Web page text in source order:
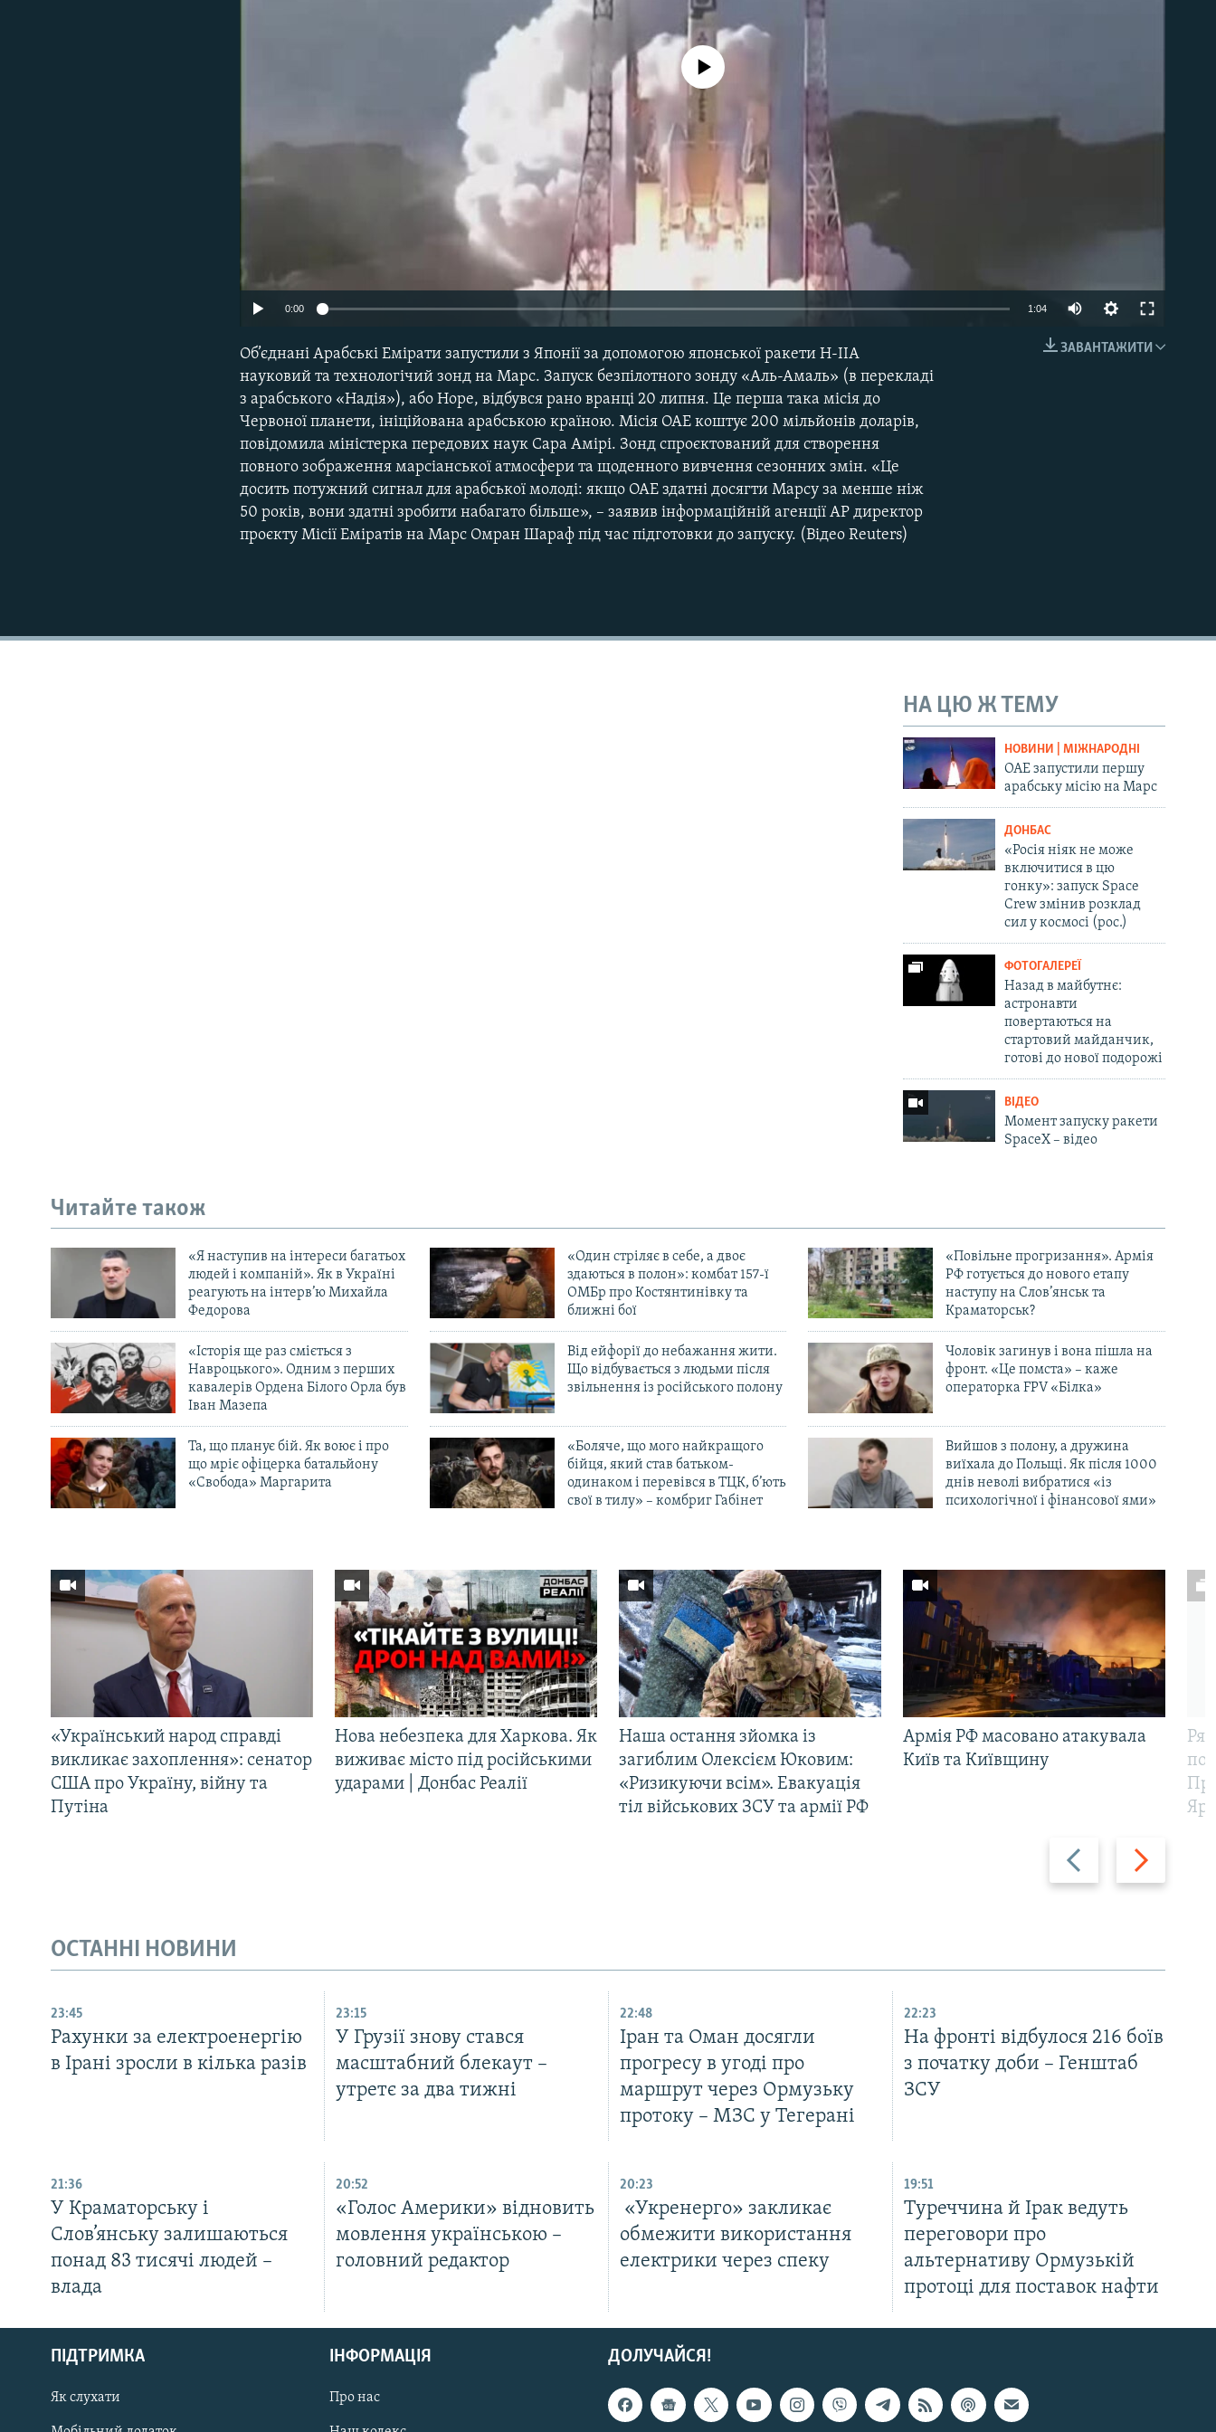
РУС
No media source currently available
0:00 1:04
ЗАВАНТАЖИТИ
Об’єднані Арабські Емірати запустили з Японії за допомогою японської ракети H-IIA
науковий та технологічий зонд на Марс. Запуск безпілотного зонду «Аль-Амаль» (в перекладі
з арабського «Надія»), або Hope, відбувся рано вранці 20 липня. Це перша така місія до
Червоної планети, ініційована арабською країною. Місія ОАЕ коштує 200 мільйонів доларів,
повідомила міністерка передових наук Сара Амірі. Зонд спроєктований для створення
повного зображення марсіанської атмосфери та щоденного вивчення сезонних змін. «Це
досить потужний сигнал для арабської молоді: якщо ОАЕ здатні досягти Марсу за менше ніж
50 років, вони здатні зробити набагато більше», – заявив інформаційній агенції AP директор
проєкту Місії Еміратів на Марс Омран Шараф під час підготовки до запуску. (Відео Reuters)
НА ЦЮ Ж ТЕМУ
НОВИНИ | МІЖНАРОДНІ
ОАЕ запустили першу
арабську місію на Марс
ДОНБАС
«Росія ніяк не може
включитися в цю
гонку»: запуск Space
Crew змінив розклад
сил у космосі (рос.)
ФОТОГАЛЕРЕЇ
Назад в майбутнє:
астронавти
повертаються на
стартовий майданчик,
готові до нової подорожі
ВІДЕО
Момент запуску ракети
SpaceX – відео
Читайте також
«Я наступив на інтереси багатьох
людей і компаній». Як в Україні
реагують на інтерв’ю Михайла
Федорова
«Один стріляє в себе, а двоє
здаються в полон»: комбат 157-ї
ОМБр про Костянтинівку та
ближні бої
«Повільне прогризання». Армія
РФ готується до нового етапу
наступу на Слов’янськ та
Краматорськ?
«Історія ще раз сміється з
Навроцького». Одним з перших
кавалерів Ордена Білого Орла був
Іван Мазепа
Від ейфорії до небажання жити.
Що відбувається з людьми після
звільнення із російського полону
Чоловік загинув і вона пішла на
фронт. «Це помста» – каже
операторка FPV «Білка»
Та, що планує бій. Як воює і про
що мріє офіцерка батальйону
«Свобода» Маргарита
«Боляче, що мого найкращого
бійця, який став батьком-
одинаком і перевівся в ТЦК, б’ють
свої в тилу» – комбриг Габінет
Вийшов з полону, а дружина
виїхала до Польщі. Як після 1000
днів неволі вибратися «із
психологічної і фінансової ями»
Назад Вперед
«Український народ справді
викликає захоплення»: сенатор
США про Україну, війну та
Путіна
Нова небезпека для Харкова. Як
виживає місто під російськими
ударами | Донбас Реалії
Наша остання зйомка із
загиблим Олексієм Юковим:
«Ризикуючи всім». Евакуація
тіл військових ЗСУ та армії РФ
Армія РФ масовано атакувала
Київ та Київщину
ОСТАННІ НОВИНИ
23:45
Рахунки за електроенергію
в Ірані зросли в кілька разів
23:15
У Грузії знову стався
масштабний блекаут –
утретє за два тижні
22:48
Іран та Оман досягли
прогресу в угоді про
маршрут через Ормузьку
протоку – МЗС у Тегерані
22:23
На фронті відбулося 216 боїв
з початку доби – Генштаб
ЗСУ
21:36
У Краматорську і
Слов’янську залишаються
понад 83 тисячі людей –
влада
20:52
«Голос Америки» відновить
мовлення українською –
головний редактор
20:23
«Укренерго» закликає
обмежити використання
електрики через спеку
19:51
Туреччина й Ірак ведуть
переговори про
альтернативу Ормузькій
протоці для поставок нафти
ДОЛУЧАЙСЯ!
ПІДТРИМКА
Як слухати
ІНФОРМАЦІЯ
Про нас